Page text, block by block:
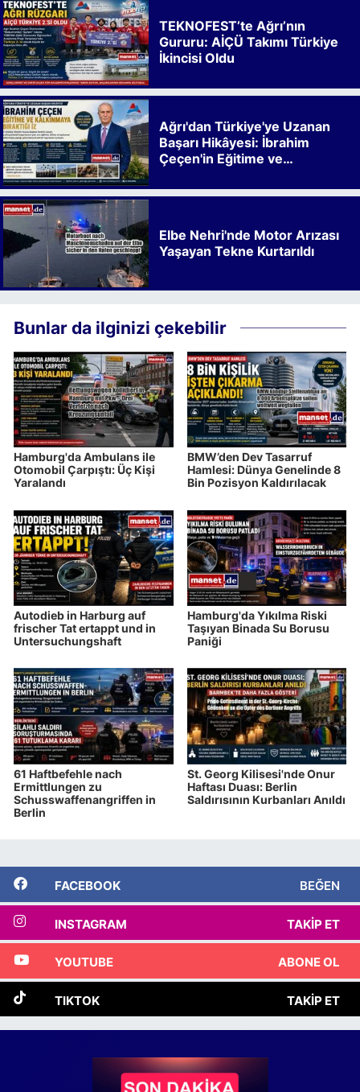
TEKNOFEST’te Ağrı’nın
Gururu: AİÇÜ Takımı Türkiye
İkincisi Oldu
Ağrı'dan Türkiye'ye Uzanan
Başarı Hikâyesi: İbrahim
Çeçen'in Eğitime ve
Elbe Nehri'nde Motor Arızası
Yaşayan Tekne Kurtarıldı
Bunlar da ilginizi çekebilir
Hamburg'da Ambulans ile
Otomobil Çarpıştı: Üç Kişi
Yaralandı
BMW’den Dev Tasarruf
Hamlesi: Dünya Genelinde 8
Bin Pozisyon Kaldırılacak
Autodieb in Harburg auf
frischer Tat ertappt und in
Untersuchungshaft
Hamburg'da Yıkılma Riski
Taşıyan Binada Su Borusu
Paniği
61 Haftbefehle nach
Ermittlungen zu
Schusswaffenangriffen in
Berlin
St. Georg Kilisesi'nde Onur
Haftası Duası: Berlin
Saldırısının Kurbanları Anıldı
FACEBOOK BEĞEN
INSTAGRAM TAKIP ET
YOUTUBE ABONE OL
TIKTOK TAKIP ET